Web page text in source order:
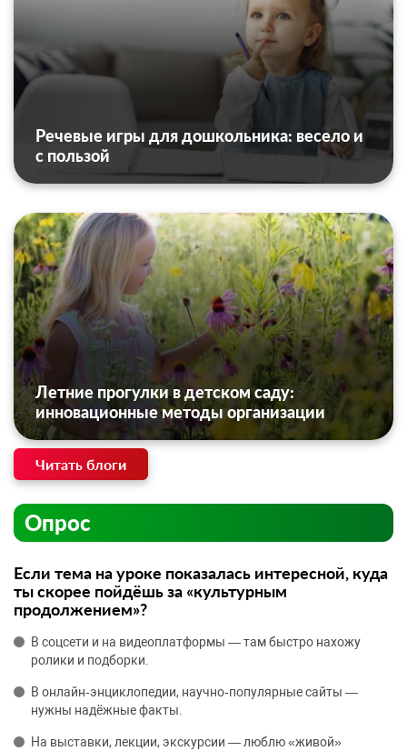
Речевые игры для дошкольника: весело и
с пользой
Летние прогулки в детском саду:
инновационные методы организации
Читать блоги
Опрос
Если тема на уроке показалась интересной, куда
ты скорее пойдёшь за «культурным
продолжением»?
В соцсети и на видеоплатформы — там быстро нахожу
ролики и подборки.
В онлайн‑энциклопедии, научно‑популярные сайты —
нужны надёжные факты.
На выставки, лекции, экскурсии — люблю «живой»